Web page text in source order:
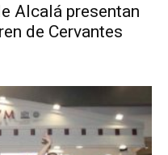
Alcalá presentan
de Cervantes